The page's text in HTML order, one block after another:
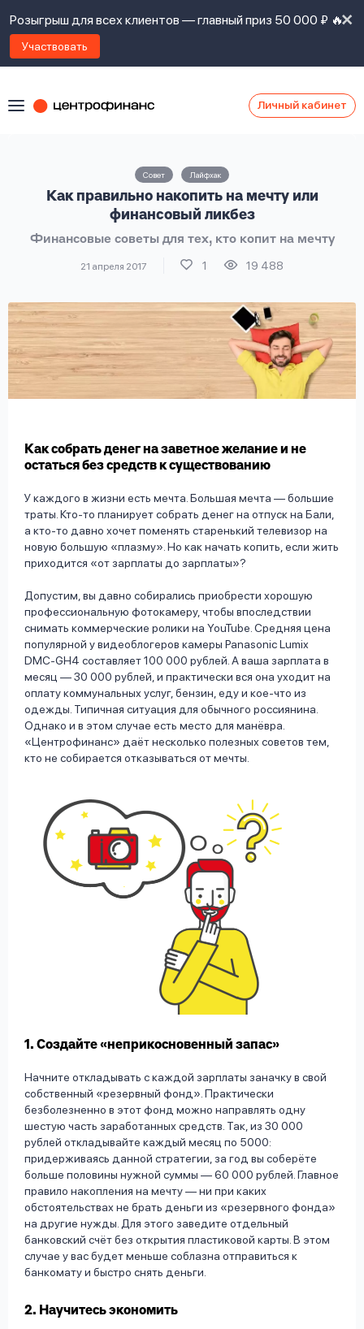
Розыгрыш для всех клиентов — главный приз 50 000 ₽ 🔥
Участвовать
Личный кабинет
Совет Лайфхак
Как правильно накопить на мечту или
финансовый ликбез
Финансовые советы для тех, кто копит на мечту
21 апреля 2017 1 19 488
Как собрать денег на заветное желание и не
остаться без средств к существованию
У каждого в жизни есть мечта. Большая мечта — большие
траты. Кто-то планирует собрать денег на отпуск на Бали,
а кто-то давно хочет поменять старенький телевизор на
новую большую «плазму». Но как начать копить, если жить
приходится «от зарплаты до зарплаты»?
Допустим, вы давно собирались приобрести хорошую
профессиональную фотокамеру, чтобы впоследствии
снимать коммерческие ролики на YouTube. Средняя цена
популярной у видеоблогеров камеры Panasonic Lumix
DMC-GH4 составляет 100 000 рублей. А ваша зарплата в
месяц — 30 000 рублей, и практически вся она уходит на
оплату коммунальных услуг, бензин, еду и кое-что из
одежды. Типичная ситуация для обычного россиянина.
Однако и в этом случае есть место для манёвра.
«Центрофинанс» даёт несколько полезных советов тем,
кто не собирается отказываться от мечты.
1. Создайте «неприкосновенный запас»
Начните откладывать с каждой зарплаты заначку в свой
собственный «резервный фонд». Практически
безболезненно в этот фонд можно направлять одну
шестую часть заработанных средств. Так, из 30 000
рублей откладывайте каждый месяц по 5000:
придерживаясь данной стратегии, за год вы соберёте
больше половины нужной суммы — 60 000 рублей. Главное
правило накопления на мечту — ни при каких
обстоятельствах не брать деньги из «резервного фонда»
на другие нужды. Для этого заведите отдельный
банковский счёт без открытия пластиковой карты. В этом
случае у вас будет меньше соблазна отправиться к
банкомату и быстро снять деньги.
2. Научитесь экономить
Оформить заявку
Наши
Задать
вопрос
Ответы
на
вопросы
с
займов,
политикой
согласие
на
обработку
личных
данных